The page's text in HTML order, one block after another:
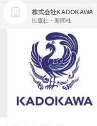
株式会社KADOKAWA
出版社・新聞社